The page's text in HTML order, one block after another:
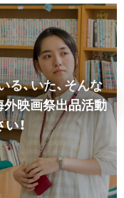
る、いた、そんな
映画祭出品活動
！